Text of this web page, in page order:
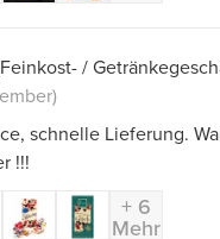
/
schnelle Lieferung.
!!!
+ 6
Mehr